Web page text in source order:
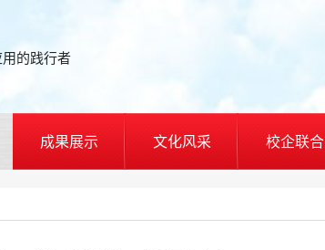
的践行者
成果展示 文化风采 校企联合